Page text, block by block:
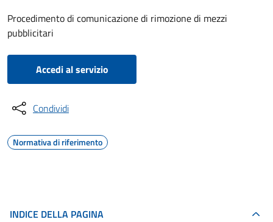
Procedimento di comunicazione di rimozione di mezzi
pubblicitari
Accedi al servizio
Condividi
Normativa di riferimento
INDICE DELLA PAGINA